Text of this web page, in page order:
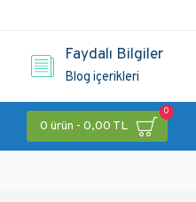
Faydalı Bilgiler
Blog içerikleri
0 ürün - 0,00 TL
0